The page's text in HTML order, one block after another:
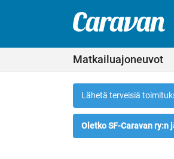
Caravan-
lehti
erikoislehti
Matkailuajoneuvot
Lähetä terveisiä
Oletko SF-Caravan ry:n